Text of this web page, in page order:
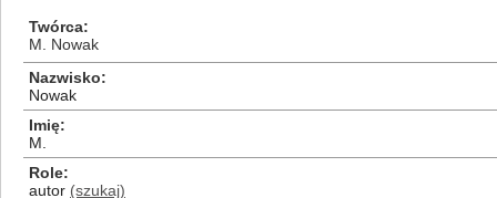
Twórca
M. Nowak
Nazwisko
Nowak
Imię
M.
Role
autor (szukaj)